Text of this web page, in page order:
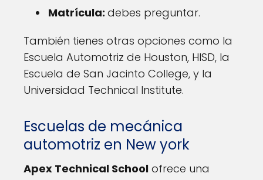
Matrícula: debes preguntar.
También tienes otras opciones como la
Escuela Automotriz de Houston, HISD, la
Escuela de San Jacinto College, y la
Universidad Technical Institute.
Escuelas de mecánica
automotriz en New york
Apex Technical School ofrece una